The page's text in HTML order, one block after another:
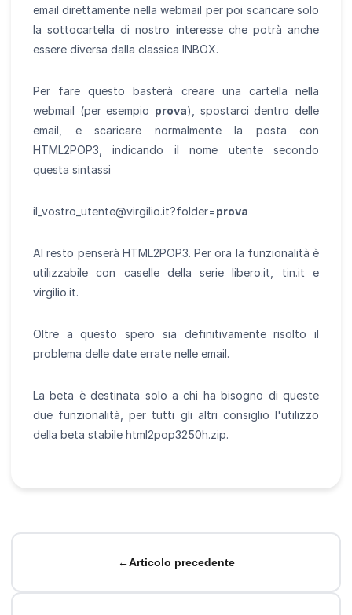
email direttamente nella webmail per poi scaricare solo
la sottocartella di nostro interesse che potrà anche
essere diversa dalla classica INBOX.
Per fare questo basterà creare una cartella nella
webmail (per esempio prova), spostarci dentro delle
email, e scaricare normalmente la posta con
HTML2POP3, indicando il nome utente secondo
questa sintassi
il_vostro_utente@virgilio.it?folder=prova
Al resto penserà HTML2POP3. Per ora la funzionalità è
utilizzabile con caselle della serie libero.it, tin.it e
virgilio.it.
Oltre a questo spero sia definitivamente risolto il
problema delle date errate nelle email.
La beta è destinata solo a chi ha bisogno di queste
due funzionalità, per tutti gli altri consiglio l'utilizzo
della beta stabile html2pop3250h.zip.
←Articolo precedente